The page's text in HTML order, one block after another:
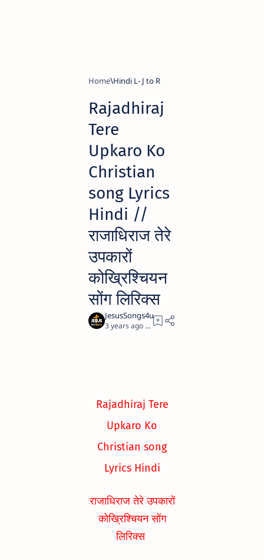
Home Hindi L- J to R
Rajadhiraj
Tere
Upkaro Ko
Christian
song Lyrics
Hindi //
राजाधिराज तेरे
उपकारों
कोख्रिश्चियन
सोंग लिरिक्स
3 years ago 1
Rajadhiraj Tere
Upkaro Ko
Christian song
Lyrics Hindi
राजाधिराज तेरे उपकारों
कोख्रिश्चियन सोंग
लिरिक्स